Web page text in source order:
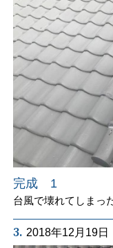
完成 1
台風で壊れてしまっ
3. 2018年12月19日